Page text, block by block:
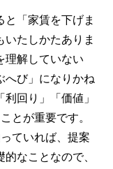
「家賃を下げま
いたしかたありま
理解していない
へび」になりかね
回り」「価値」
とが重要です。
ていれば、提案
なことなので、